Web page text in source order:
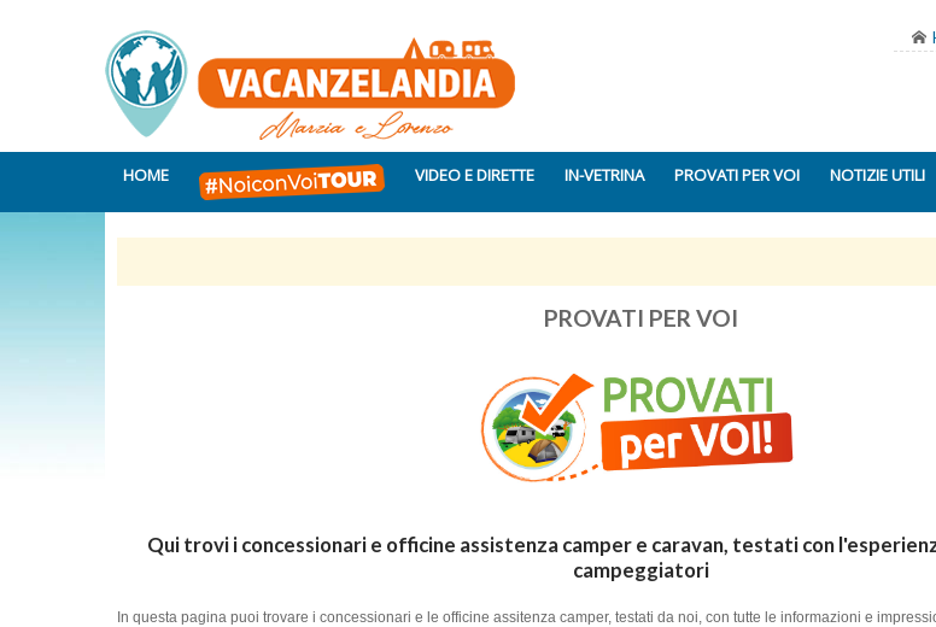
HOME VIDEO E DIRETTE IN-VETRINA PROVATI PER VOI NOTIZIE UTILI
PROVATI PER VOI
Qui trovi i concessionari e officine assistenza camper e caravan, testati con
campeggiatori
In questa pagina puoi trovare i concessionari e le officine assitenza camper, testati da noi, con tutte le informazioni e